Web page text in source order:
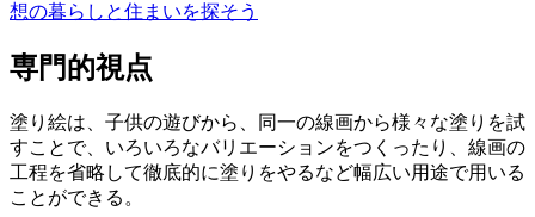
想の暮らしと住まいを探そう
専門的視点
塗り絵は、子供の遊びから、同一の線画から様々な塗りを試
すことで、いろいろなバリエーションをつくったり、線画の
工程を省略して徹底的に塗りをやるなど幅広い用途で用いる
ことができる。